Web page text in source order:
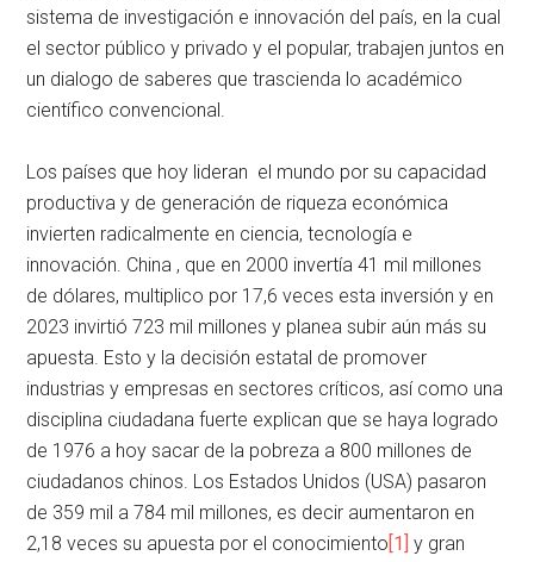
sistema de investigación e innovación del país, en la cual
el sector público y privado y el popular, trabajen juntos en
un dialogo de saberes que trascienda lo académico
científico convencional.
Los países que hoy lideran el mundo por su capacidad
productiva y de generación de riqueza económica
invierten radicalmente en ciencia, tecnología e
innovación. China , que en 2000 invertía 41 mil millones
de dólares, multiplico por 17,6 veces esta inversión y en
2023 invirtió 723 mil millones y planea subir aún más su
apuesta. Esto y la decisión estatal de promover
industrias y empresas en sectores críticos, así como una
disciplina ciudadana fuerte explican que se haya logrado
de 1976 a hoy sacar de la pobreza a 800 millones de
ciudadanos chinos. Los Estados Unidos (USA) pasaron
de 359 mil a 784 mil millones, es decir aumentaron en
2,18 veces su apuesta por el conocimiento[1] y gran